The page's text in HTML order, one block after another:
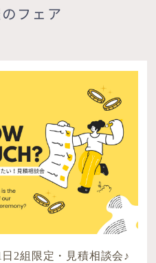
フェア
2組限定・見積相談会♪